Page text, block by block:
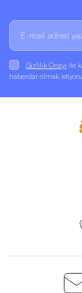
Gizlilik Onayı ile
haberdar olmak